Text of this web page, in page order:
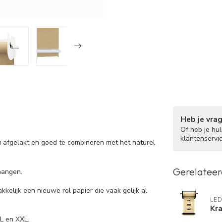
en goed te combineren met het naturel
een nieuwe rol papier die vaak gelijk al
en XXL.
Heb je
Of heb je